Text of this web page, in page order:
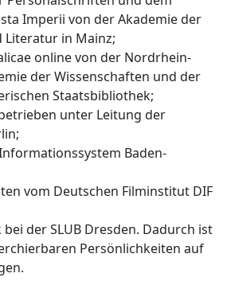
Imperii von der Akademie der
Literatur in Mainz;
online von der Nordrhein-
der Wissenschaften und der
Staatsbibliothek;
unter Leitung der
Baden-
vom Deutschen Filminstitut DIF
der SLUB Dresden. Dadurch ist
Persönlichkeiten auf